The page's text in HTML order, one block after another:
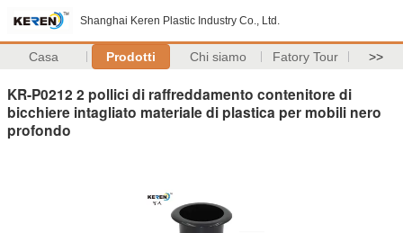
Shanghai Keren Plastic Industry Co., Ltd.
Casa Prodotti Chi siamo Fatory Tour >>
KR-P0212 2 pollici di raffreddamento contenitore di
bicchiere intagliato materiale di plastica per mobili nero
profondo